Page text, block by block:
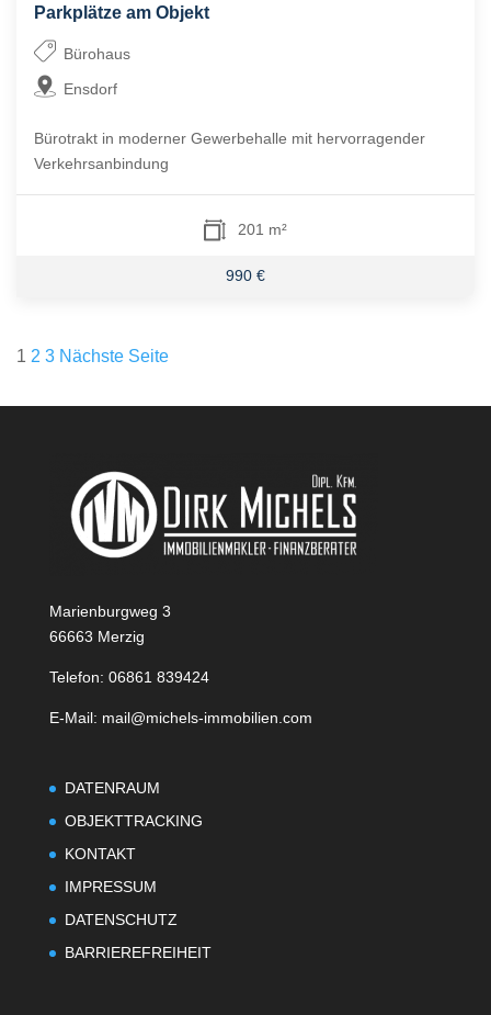
Parkplätze am Objekt
Bürohaus
Ensdorf
Bürotrakt in moderner Gewerbehalle mit hervorragender
Verkehrsanbindung
201 m²
990 €
Seitennummerierung
der
1 2 3 Nächste Seite
Marienburgweg 3
66663 Merzig
Telefon: 06861 839424
E-Mail: mail@michels-immobilien.com
DATENRAUM
OBJEKTTRACKING
KONTAKT
IMPRESSUM
DATENSCHUTZ
BARRIEREFREIHEIT